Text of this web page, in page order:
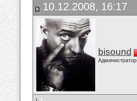
10.12.2008, 16:17
bisound
Администратор